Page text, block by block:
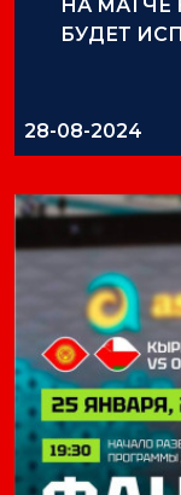
НА МАТЧЕ
БУДЕТ
28-08-2024